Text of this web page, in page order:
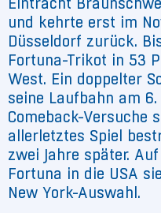
und kehrte erst im
Düsseldorf zurück.
Fortuna-Trikot in 53
West. Ein doppelter
seine Laufbahn am
Comeback-Versuche
allerletztes Spiel
zwei Jahre später.
Fortuna in die USA
New York-Auswahl.